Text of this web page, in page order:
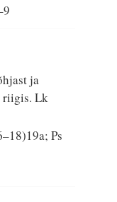
ja
riigis.Lk
Ps